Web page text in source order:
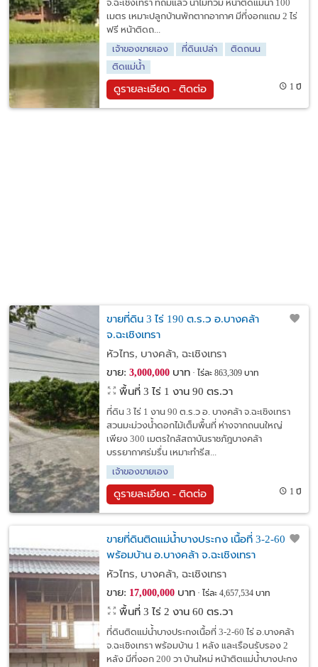
จ.ฉะเชิงเทรา ที่ถมแล้ว น้ำไม่ท่วม หน้าติดแม่น้ำ 100
เมตร เหมาะปลูกบ้านพักตากอากาศ มีที่งอกแถม 2 ไร่
ฟรี หน้าติดถ...
เจ้าของขายเอง
ที่ดินเปล่า
ติดถนน
ติดแม่น้ำ
ดูรายละเอียด - ติดต่อ 1 ปี
ขายที่ดิน 3 ไร่ 190 ต.ร.ว อ.บางคล้า
จ.ฉะเชิงเทรา
หัวไทร, บางคล้า, ฉะเชิงเทรา
ขาย: 3,000,000บาท ไร่ละ 863,309 บาท
พื้นที่ 3 ไร่ 1 งาน 90 ตร.วา
ที่ดิน 3 ไร่ 1 งาน 90 ต.ร.ว อ. บางคล้า จ.ฉะเชิงเทรา
สวนมะม่วงน้ำดอกไม้เต็มพื้นที่ ห่างจากถนนใหญ่
เพียง 300 เมตรใกล้สถาบันราชภัฎบางคล้า
บรรยากาศร่มรื่น เหมาะทำรีส...
เจ้าของขายเอง
ดูรายละเอียด - ติดต่อ 1 ปี
ขายที่ดินติดแม่น้ำบางประกง เนื้อที่ 3-2-60 ไร่
พร้อมบ้าน อ.บางคล้า จ.ฉะเชิงเทรา
หัวไทร, บางคล้า, ฉะเชิงเทรา
ขาย: 17,000,000บาท ไร่ละ 4,657,534 บาท
พื้นที่ 3 ไร่ 2 งาน 60 ตร.วา
ที่ดินติดแม่น้ำบางประกงเนื้อที่ 3-2-60 ไร่ อ.บางคล้า
จ.ฉะเชิงเทรา พร้อมบ้าน 1 หลัง และเรือนรับรอง 2
หลัง มีที่งอก 200 วา บ้านใหม่ หน้าติตแม่น้ำบางปะกง